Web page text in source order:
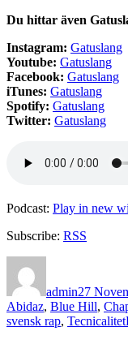
Du hittar även
Instagram: Gatuslang
Youtube: Gatuslang
Facebook: Gatuslang
iTunes: Gatuslang
Spotify: Gatuslang
Twitter: Gatuslang
Podcast: Play in new
Subscribe: RSS
admin27
Abidaz, Blue Hill,
svensk rap, Tecnicalitet